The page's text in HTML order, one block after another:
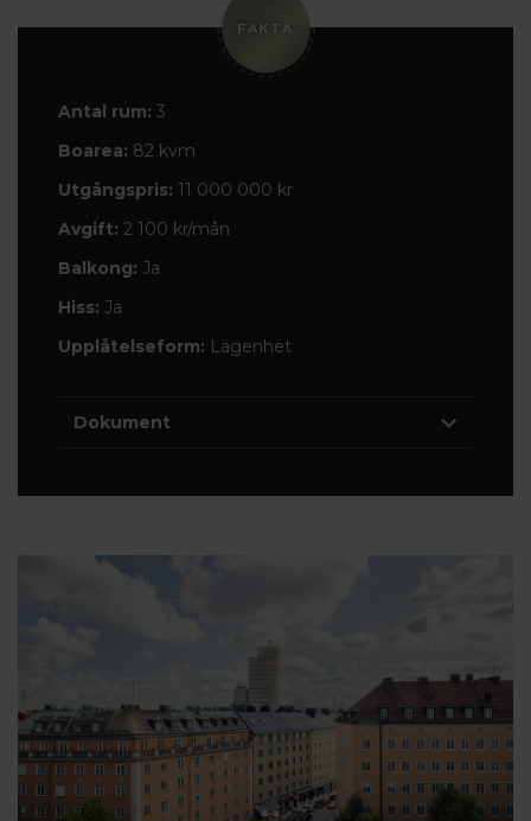
FAKTA
Antal rum: 3
Boarea: 82 kvm
Utgångspris: 11 000 000 kr
Avgift: 2 100 kr/mån
Balkong: Ja
Hiss: Ja
Upplåtelseform: Lägenhet
Dokument